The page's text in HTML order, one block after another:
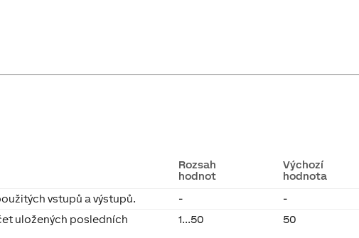
Rozsah
hodnot
Výchozí
hodnota
vstupů a výstupů. -
-
uložených posledních
1...50 50